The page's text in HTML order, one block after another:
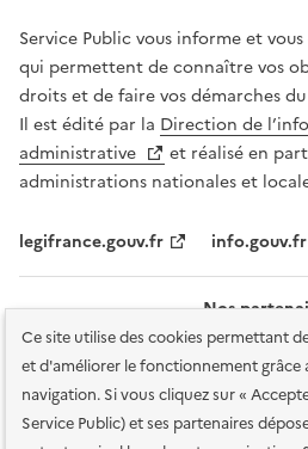
Ce site utilise des cookies permettant
et d'améliorer le fonctionnement grâce
navigation. Si vous cliquez sur «
Service Public) et ses partenaires
Service Public vous informe et
qui permettent de connaître vos
droits et de faire vos démarches
Il est édité par la Direction de
administrative
et réalisé en
administrations nationales et
legifrance.gouv.fr info.gouv.fr
Nos